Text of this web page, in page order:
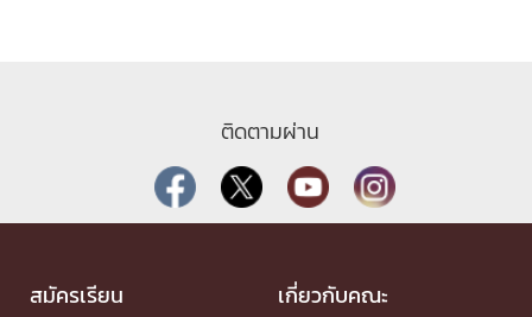
ติดตามผ่าน
สมัครเรียน เกี่ยวกับคณะ